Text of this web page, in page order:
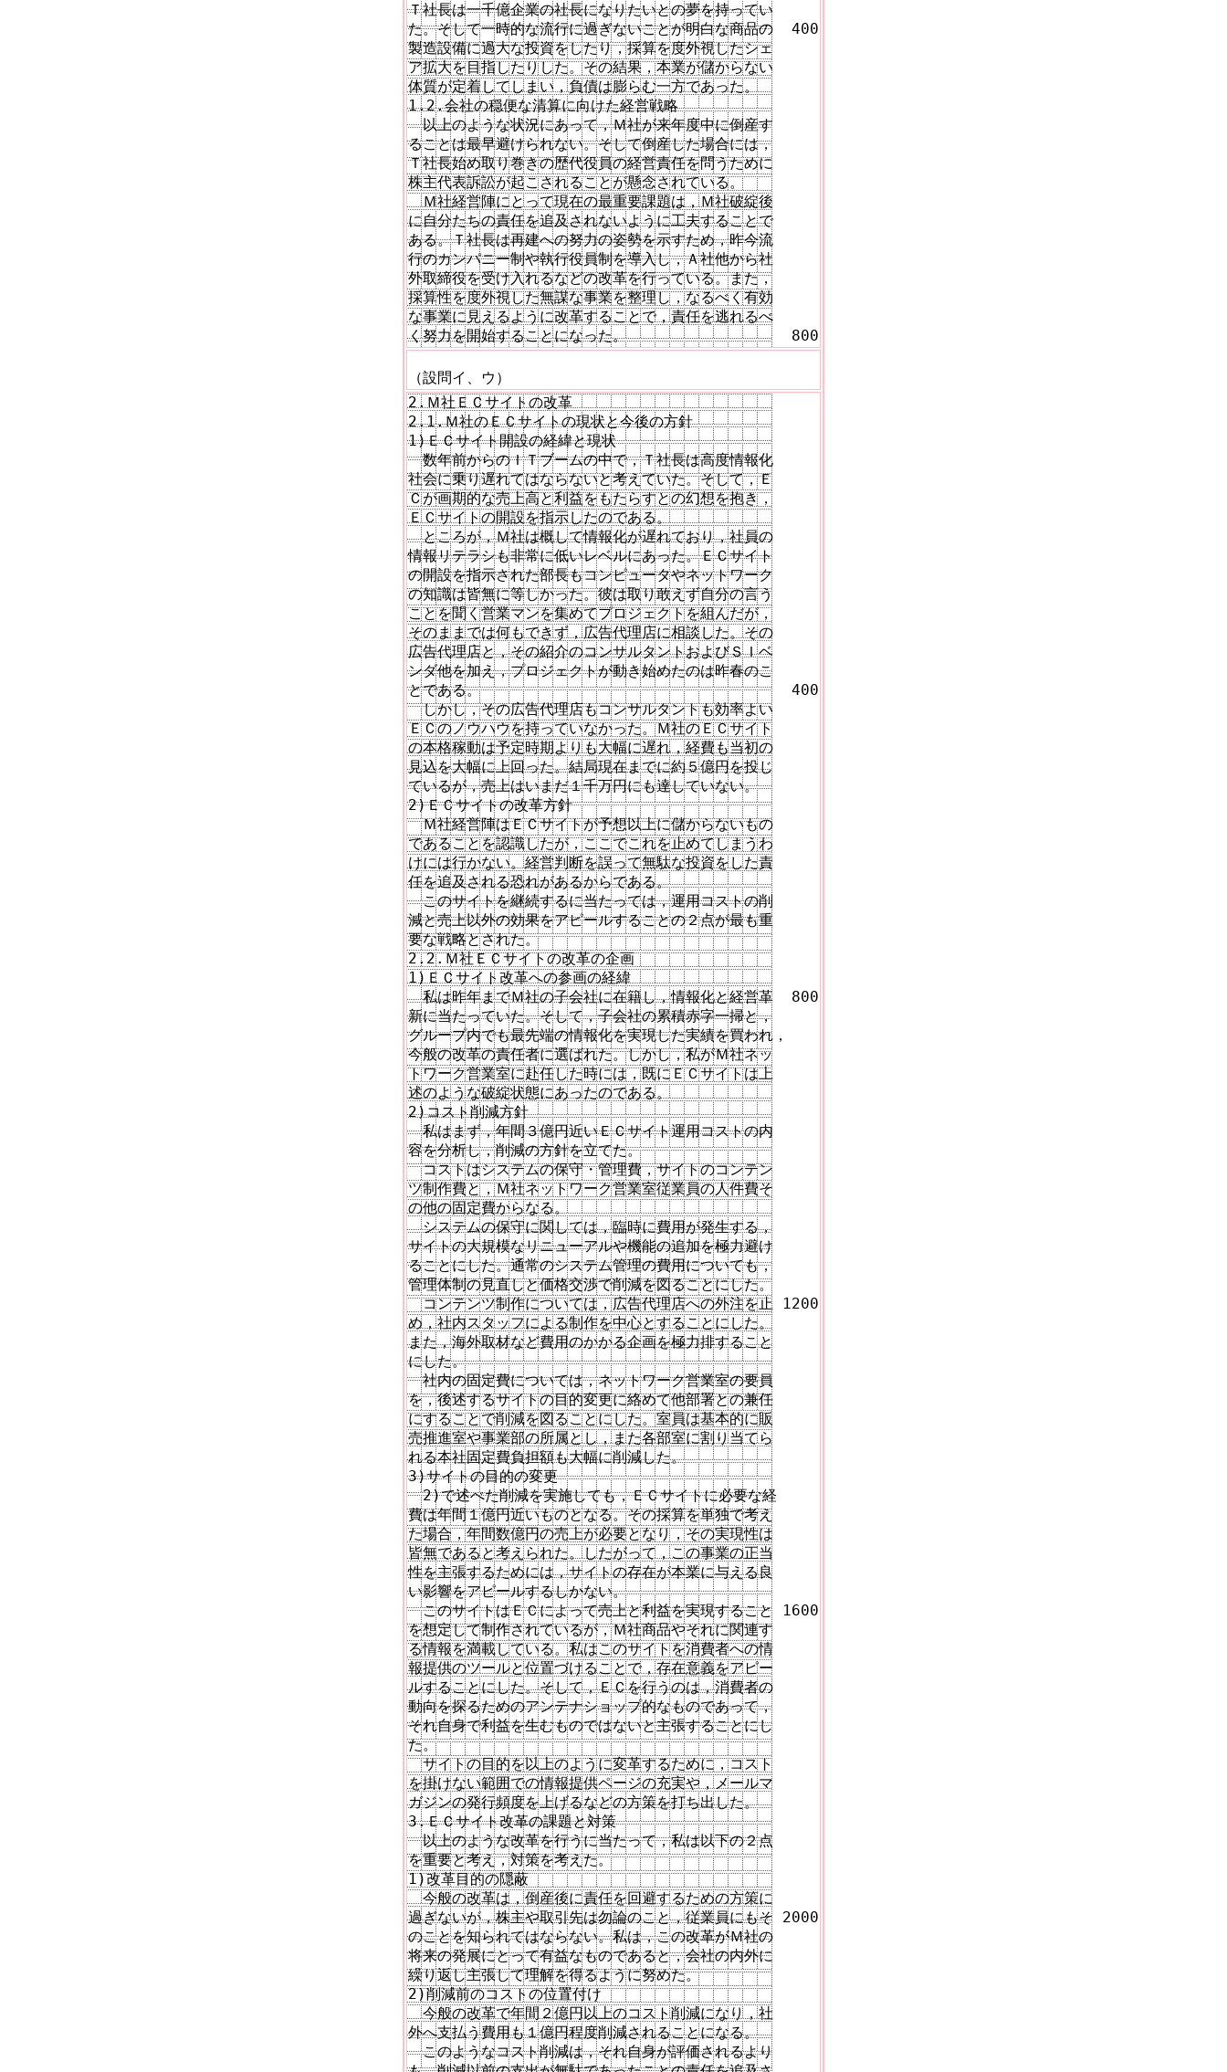
Ｔ社長は一千億企業の社長になりたいとの夢を持ってい
た。そして一時的な流行に過ぎないことが明白な商品の  400
製造設備に過大な投資をしたり，採算を度外視したシェ
ア拡大を目指したりした。その結果，本業が儲からない
体質が定着してしまい，負債は膨らむ一方であった。
1.2.会社の穏便な清算に向けた経営戦略
以上のような状況にあって，Ｍ社が来年度中に倒産す
ることは最早避けられない。そして倒産した場合には，
Ｔ社長始め取り巻きの歴代役員の経営責任を問うために
株主代表訴訟が起こされることが懸念されている。
Ｍ社経営陣にとって現在の最重要課題は，Ｍ社破綻後
に自分たちの責任を追及されないように工夫することで
ある。Ｔ社長は再建への努力の姿勢を示すため，昨今流
行のカンパニー制や執行役員制を導入し，Ａ社他から社
外取締役を受け入れるなどの改革を行っている。また，
採算性を度外視した無謀な事業を整理し，なるべく有効
な事業に見えるように改革することで，責任を逃れるべ
く努力を開始することになった。　　　　　　　　　　  800
（設問イ、ウ）
2.Ｍ社ＥＣサイトの改革
2.1.Ｍ社のＥＣサイトの現状と今後の方針
1)ＥＣサイト開設の経緯と現状
数年前からのＩＴブームの中で，Ｔ社長は高度情報化
社会に乗り遅れてはならないと考えていた。そして，Ｅ
Ｃが画期的な売上高と利益をもたらすとの幻想を抱き，
ＥＣサイトの開設を指示したのである。
ところが，Ｍ社は概して情報化が遅れており，社員の
情報リテラシも非常に低いレベルにあった。ＥＣサイト
の開設を指示された部長もコンピュータやネットワーク
の知識は皆無に等しかった。彼は取り敢えず自分の言う
ことを聞く営業マンを集めてプロジェクトを組んだが，
そのままでは何もできず，広告代理店に相談した。その
広告代理店と，その紹介のコンサルタントおよびＳＩベ
ンダ他を加え，プロジェクトが動き始めたのは昨春のこ
とである。　　　　　　　　　　　　　　　　　　　　  400
しかし，その広告代理店もコンサルタントも効率よい
ＥＣのノウハウを持っていなかった。Ｍ社のＥＣサイト
の本格稼動は予定時期よりも大幅に遅れ，経費も当初の
見込を大幅に上回った。結局現在までに約５億円を投じ
ているが，売上はいまだ１千万円にも達していない。
2)ＥＣサイトの改革方針
Ｍ社経営陣はＥＣサイトが予想以上に儲からないもの
であることを認識したが，ここでこれを止めてしまうわ
けには行かない。経営判断を誤って無駄な投資をした責
任を追及される恐れがあるからである。
このサイトを継続するに当たっては，運用コストの削
減と売上以外の効果をアピールすることの２点が最も重
要な戦略とされた。
2.2.Ｍ社ＥＣサイトの改革の企画
1)ＥＣサイト改革への参画の経緯
私は昨年までＭ社の子会社に在籍し，情報化と経営革  800
新に当たっていた。そして，子会社の累積赤字一掃と，
グループ内でも最先端の情報化を実現した実績を買われ，
今般の改革の責任者に選ばれた。しかし，私がＭ社ネッ
トワーク営業室に赴任した時には，既にＥＣサイトは上
述のような破綻状態にあったのである。
2)コスト削減方針
私はまず，年間３億円近いＥＣサイト運用コストの内
容を分析し，削減の方針を立てた。
コストはシステムの保守・管理費，サイトのコンテン
ツ制作費と，Ｍ社ネットワーク営業室従業員の人件費そ
の他の固定費からなる。
システムの保守に関しては，臨時に費用が発生する，
サイトの大規模なリニューアルや機能の追加を極力避け
ることにした。通常のシステム管理の費用についても，
管理体制の見直しと価格交渉で削減を図ることにした。
コンテンツ制作については，広告代理店への外注を止 1200
め，社内スタッフによる制作を中心とすることにした。
また，海外取材など費用のかかる企画を極力排すること
にした。
社内の固定費については，ネットワーク営業室の要員
を，後述するサイトの目的変更に絡めて他部署との兼任
にすることで削減を図ることにした。室員は基本的に販
売推進室や事業部の所属とし，また各部室に割り当てら
れる本社固定費負担額も大幅に削減した。
3)サイトの目的の変更
2)で述べた削減を実施しても，ＥＣサイトに必要な経
費は年間１億円近いものとなる。その採算を単独で考え
た場合，年間数億円の売上が必要となり，その実現性は
皆無であると考えられた。したがって，この事業の正当
性を主張するためには，サイトの存在が本業に与える良
い影響をアピールするしかない。
このサイトはＥＣによって売上と利益を実現すること 1600
を想定して制作されているが，Ｍ社商品やそれに関連す
る情報を満載している。私はこのサイトを消費者への情
報提供のツールと位置づけることで，存在意義をアピー
ルすることにした。そして，ＥＣを行うのは，消費者の
動向を探るためのアンテナショップ的なものであって，
それ自身で利益を生むものではないと主張することにし
た。
サイトの目的を以上のように変革するために，コスト
を掛けない範囲での情報提供ページの充実や，メールマ
ガジンの発行頻度を上げるなどの方策を打ち出した。
3.ＥＣサイト改革の課題と対策
以上のような改革を行うに当たって，私は以下の２点
を重要と考え，対策を考えた。
1)改革目的の隠蔽
今般の改革は，倒産後に責任を回避するための方策に
過ぎないが，株主や取引先は勿論のこと，従業員にもそ 2000
のことを知られてはならない。私は，この改革がＭ社の
将来の発展にとって有益なものであると，会社の内外に
繰り返し主張して理解を得るように努めた。
2)削減前のコストの位置付け
今般の改革で年間２億円以上のコスト削減になり，社
外へ支払う費用も１億円程度削減されることになる。
このようなコスト削減は，それ自身が評価されるより